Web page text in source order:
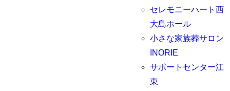
セレモニーハート西
大島ホール
小さな家族葬サロン
INORIE
サポートセンター江
東